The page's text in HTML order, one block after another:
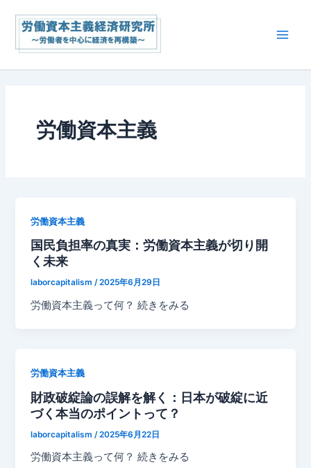
キ
労働資本主義
労働資本主義
国民負担率の真実：労働資本主義が切り開
く未来
laborcapitalism/2025年6月29日
労働資本主義って何？ 続きをみる
労働資本主義
財政破綻論の誤解を解く：日本が破綻に近
づく本当のポイントって？
laborcapitalism /2025年6月22日
労働資本主義って何？ 続きをみる